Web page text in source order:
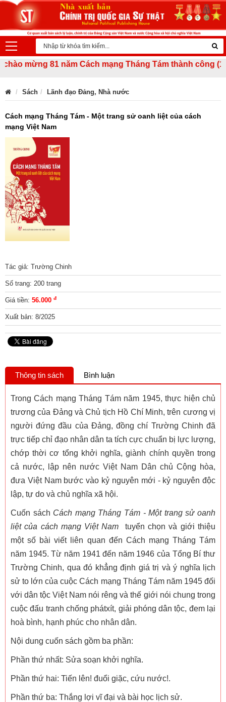
mừng 81 năm Cách mạng Tháng Tám thành công (19/
Sách Lãnh đạo Đảng, Nhà nước
Cách mạng Tháng Tám - Một trang sử oanh liệt của cách
mạng Việt Nam
Tác giả: Trường Chinh
Số trang: 200 trang
Giá tiền: 56.000 đ
Xuất bản: 8/2025
Thông tin sách Bình luận
Trong Cách mạng Tháng Tám năm 1945, thực hiện chủ
trương của Đảng và Chủ tịch Hồ Chí Minh, trên cương vị
người đứng đầu của Đảng, đồng chí Trường Chinh đã
trực tiếp chỉ đạo nhân dân ta tích cực chuẩn bị lực lượng,
chớp thời cơ tổng khởi nghĩa, giành chính quyền trong
cả nước, lập nên nước Việt Nam Dân chủ Cộng hòa,
đưa Việt Nam bước vào kỷ nguyên mới - kỷ nguyên độc
lập, tự do và chủ nghĩa xã hội.
Cuốn sách Cách mạng Tháng Tám - Một trang sử oanh
liệt của cách mạng Việt Nam
tuyển chọn và giới thiệu
một số bài viết liên quan đến Cách mạng Tháng Tám
năm 1945. Từ năm 1941 đến năm 1946 của Tổng Bí thư
Trường Chinh, qua đó khẳng định giá trị và ý nghĩa lịch
sử to lớn của cuộc Cách mạng Tháng Tám năm 1945 đối
với dân tộc Việt Nam nói rêng và thế giới nói chung trong
cuộc đấu tranh chống phátxít, giải phóng dân tộc, đem lại
hoà bình, hạnh phúc cho nhân dân.
Nội dung cuốn sách gồm ba phần:
Phần thứ nhất: Sửa soạn khởi nghĩa.
Phần thứ hai: Tiến lên! đuổi giặc, cứu nước!.
Phần thứ ba: Thắng lợi vĩ đại và bài học lịch sử.